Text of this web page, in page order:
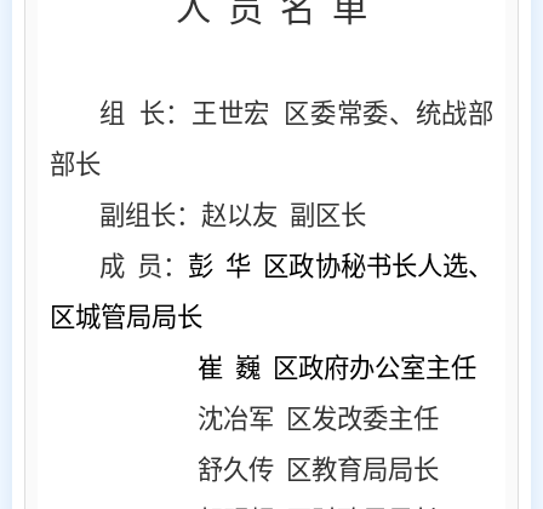
人 员 名 单
组
长：王世宏 区委常委、统战部
部长
副组长：赵以友 副区长
成员： 彭 华 区政协秘书长人选、
区城管局局长
崔 巍 区政府办公室主任
沈冶军 区发改委主任
舒久传区教育局局长